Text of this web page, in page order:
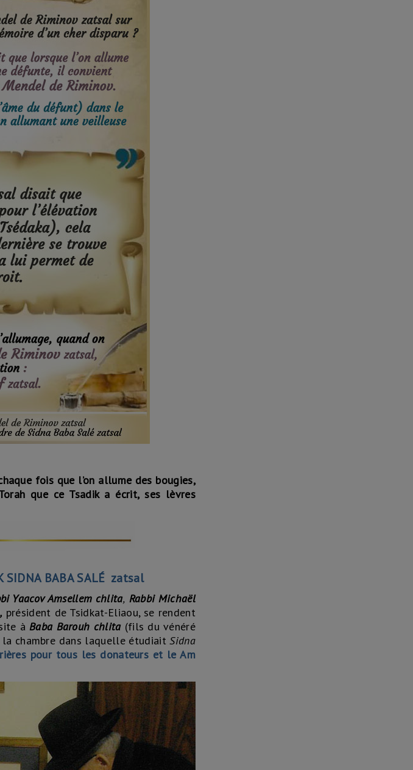
fois que l’on allume des bougies,
que ce Tsadik a écrit, ses lèvres
SIDNA BABA SALÉ zatsal
Yaacov Amsellem chlita, Rabbi Michaël
président de Tsidkat-Eliaou, se rendent
à Baba Barouh chlita(fils du vénéré
chambre dans laquelle étudiaitSidna
pour tous les donateurs et le Am